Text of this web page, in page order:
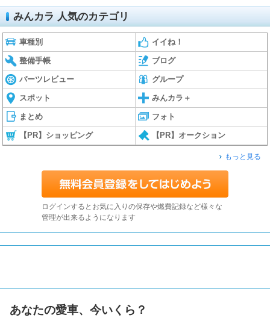
みんカラ 人気のカテゴリ
車種別 イイね！
整備手帳 ブログ
パーツレビュー グループ
スポット みんカラ＋
まとめ フォト
【PR】ショッピング 【PR】オークション
もっと見る
ログインするとお気に入りの保存や燃費記録など様々な
管理が出来るようになります
あなたの愛車、今いくら？